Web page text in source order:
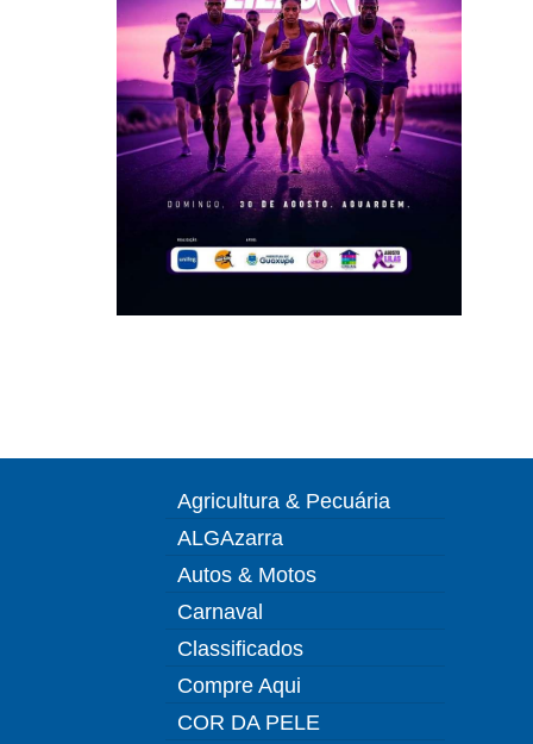
Agricultura & Pecuária
ALGAzarra
Autos & Motos
Carnaval
Classificados
Compre Aqui
COR DA PELE